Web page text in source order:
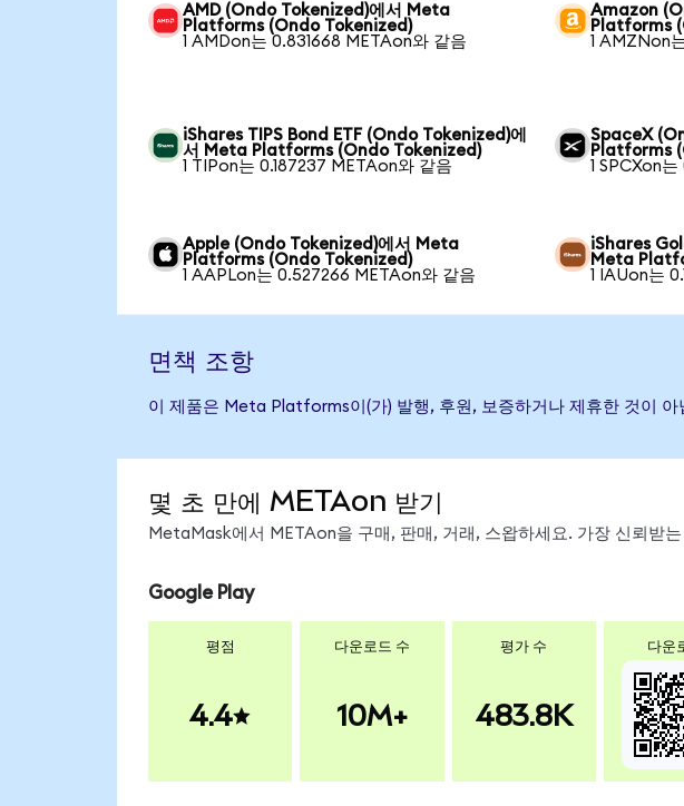
AMD (Ondo Tokenized)에서 Meta
Platforms (Ondo Tokenized)
1 AMDon는 0.831668 METAon와 같음
Amazon
Platforms
1 AMZNon
iShares TIPS Bond ETF (Ondo Tokenized)에
서 Meta Platforms (Ondo Tokenized)
1 TIPon는 0.187237 METAon와 같음
SpaceX
Platforms
1 SPCXon
Apple (Ondo Tokenized)에서 Meta
Platforms (Ondo Tokenized)
1 AAPLon는 0.527266 METAon와 같음
iShares
Meta
1 IAUon는
면책 조항
이 제품은 Meta Platforms이(가) 발행, 후원, 보증하거나 제휴한 것이
몇 초 만에 METAon 받기
MetaMask에서 METAon을 구매, 판매, 거래, 스왑하세요. 가장 신뢰받
Google Play
평점
4.4
다운로드 수
10M+
평가 수
483.8K
다운